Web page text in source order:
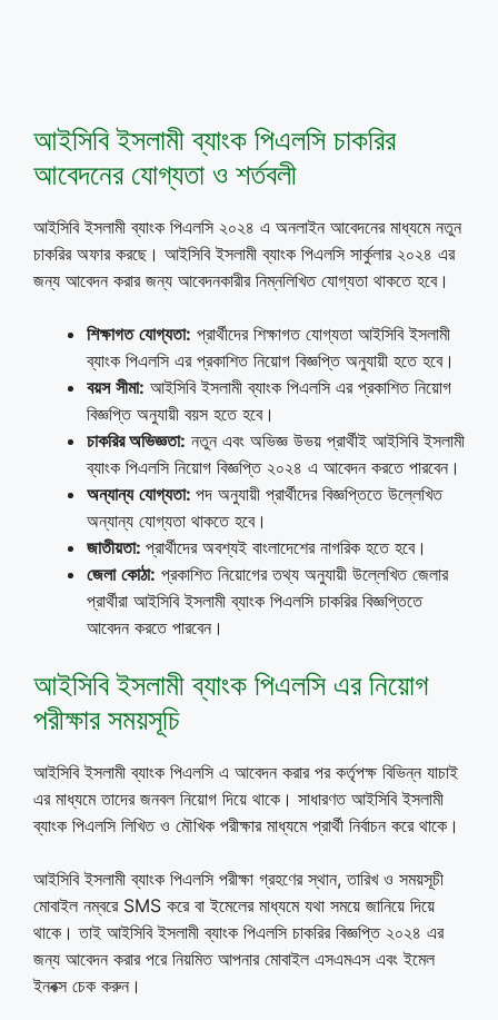
আইসিবি ইসলামী ব্যাংক পিএলসি চাকরির
আবেদনের যোগ্যতা ও শর্তবলী
আইসিবি ইসলামী ব্যাংক পিএলসি ২০২৪ এ অনলাইন আবেদনের মাধ্যমে নতুন
চাকরির অফার করছে। আইসিবি ইসলামী ব্যাংক পিএলসি সার্কুলার ২০২৪ এর
জন্য আবেদন করার জন্য আবেদনকারীর নিম্নলিখিত যোগ্যতা থাকতে হবে।
শিক্ষাগত যোগ্যতা: প্রার্থীদের শিক্ষাগত যোগ্যতা আইসিবি ইসলামী
ব্যাংক পিএলসি এর প্রকাশিত নিয়োগ বিজ্ঞপ্তি অনুযায়ী হতে হবে।
বয়স সীমা: আইসিবি ইসলামী ব্যাংক পিএলসি এর প্রকাশিত নিয়োগ
বিজ্ঞপ্তি অনুযায়ী বয়স হতে হবে।
চাকরির অভিজ্ঞতা: নতুন এবং অভিজ্ঞ উভয় প্রার্থীই আইসিবি ইসলামী
ব্যাংক পিএলসি নিয়োগ বিজ্ঞপ্তি ২০২৪ এ আবেদন করতে পারবেন।
অন্যান্য যোগ্যতা: পদ অনুযায়ী প্রার্থীদের বিজ্ঞপ্তিতে উল্লেখিত
অন্যান্য যোগ্যতা থাকতে হবে।
জাতীয়তা: প্রার্থীদের অবশ্যই বাংলাদেশের নাগরিক হতে হবে।
জেলা কোঠা: প্রকাশিত নিয়োগের তথ্য অনুযায়ী উল্লেখিত জেলার
প্রার্থীরা আইসিবি ইসলামী ব্যাংক পিএলসি চাকরির বিজ্ঞপ্তিতে
আবেদন করতে পারবেন।
আইসিবি ইসলামী ব্যাংক পিএলসি এর নিয়োগ
পরীক্ষার সময়সূচি
আইসিবি ইসলামী ব্যাংক পিএলসি এ আবেদন করার পর কর্তৃপক্ষ বিভিন্ন যাচাই
এর মাধ্যমে তাদের জনবল নিয়োগ দিয়ে থাকে। সাধারণত আইসিবি ইসলামী
ব্যাংক পিএলসি লিখিত ও মৌখিক পরীক্ষার মাধ্যমে প্রার্থী নির্বাচন করে থাকে।
আইসিবি ইসলামী ব্যাংক পিএলসি পরীক্ষা গ্রহণের স্থান, তারিখ ও সময়সূচী
মোবাইল নম্বরে SMS করে বা ইমেলের মাধ্যমে যথা সময়ে জানিয়ে দিয়ে
থাকে। তাই আইসিবি ইসলামী ব্যাংক পিএলসি চাকরির বিজ্ঞপ্তি ২০২৪ এর
জন্য আবেদন করার পরে নিয়মিত আপনার মোবাইল এসএমএস এবং ইমেল
ইনবক্স চেক করুন।